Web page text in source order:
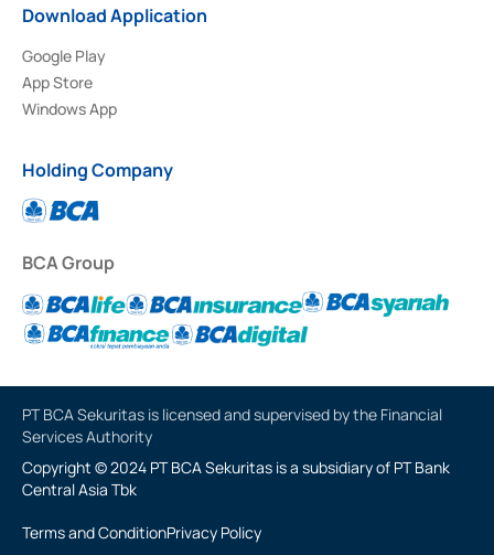
Download Application
Google Play
App Store
Windows App
Holding Company
BCA Group
PT BCA Sekuritas is licensed and supervised by the Financial
Services Authority
Copyright © 2024 PT BCA Sekuritas is a subsidiary of PT Bank
Central Asia Tbk
Terms and ConditionPrivacy Policy